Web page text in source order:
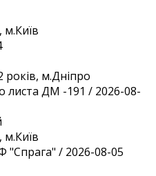
м.Київ
м.Дніпро
листа ДМ -191 / 2026-08-
м.Київ
"Спрага" / 2026-08-05